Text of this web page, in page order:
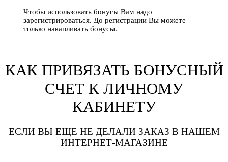
Чтобы использовать бонусы Вам надо
зарегистрироваться. До регистрации Вы можете
только накапливать бонусы.
КАК ПРИВЯЗАТЬ БОНУСНЫЙ
СЧЕТ К ЛИЧНОМУ
КАБИНЕТУ
ЕСЛИ ВЫ ЕЩЕ НЕ ДЕЛАЛИ ЗАКАЗ В НАШЕМ
ИНТЕРНЕТ-МАГАЗИНЕ